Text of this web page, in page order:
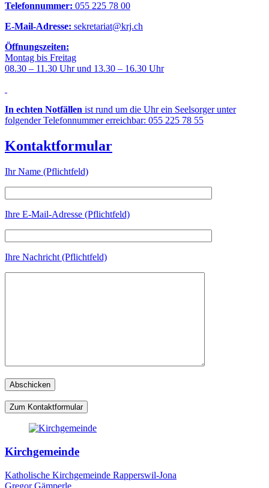
Telefonnummer: 055 225 78 00
E-Mail-Adresse: sekretariat@krj.ch
Öffnungszeiten:
Montag bis Freitag
08.30 – 11.30 Uhr und 13.30 – 16.30 Uhr
In echten Notfällen ist rund um die Uhr ein Seelsorger unter
folgender Telefonnummer erreichbar: 055 225 78 55
Kontaktformular
Ihr Name (Pflichtfeld)
Ihre E-Mail-Adresse (Pflichtfeld)
Ihre Nachricht (Pflichtfeld)
Zum Kontaktformular
Kirchgemeinde
Katholische Kirchgemeinde Rapperswil-Jona
Gregor Gämperle